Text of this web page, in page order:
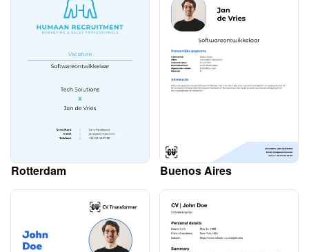
Rotterdam Buenos Aires